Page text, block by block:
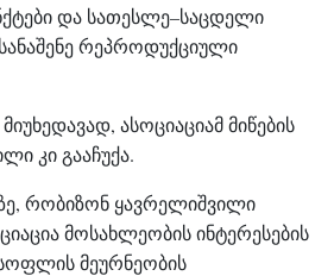
და სათესლე–საცდელი
რეპროდუქციული
ასოციაციამ მიწების
კი გააჩუქა.
რობიზონ ყავრელიშვილი
მოსახლეობის ინტერესების
მეურნეობის